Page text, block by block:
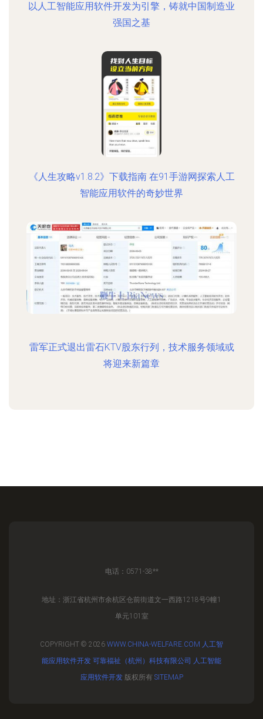
以人工智能应用软件开发为引擎，铸就中国制造业
强国之基
《人生攻略v1.8.2》下载指南 在91手游网探索人工
智能应用软件的奇妙世界
雷军正式退出雷石KTV股东行列，技术服务领域或
将迎来新篇章
电话：0571-38**
地址：浙江省杭州市余杭区仓前街道文一西路1218号9幢1
单元101室
COPYRIGHT © 2026 WWW.CHINA-WELFARE.COM 人工智
能应用软件开发 可靠福祉（杭州）科技有限公司 人工智能
应用软件开发版权所有 SITEMAP